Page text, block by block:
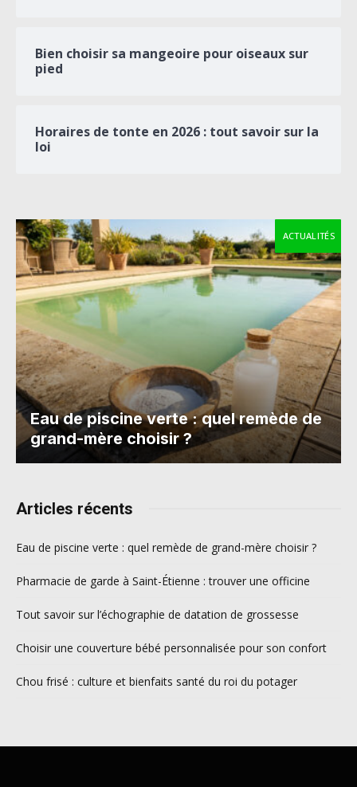
Bien choisir sa mangeoire pour oiseaux sur
pied
Horaires de tonte en 2026 : tout savoir sur la
loi
ACTUALITÉS
Eau de piscine verte : quel remède de
grand-mère choisir ?
Articles récents
Eau de piscine verte : quel remède de grand-mère choisir ?
Pharmacie de garde à Saint-Étienne : trouver une officine
Tout savoir sur l’échographie de datation de grossesse
Choisir une couverture bébé personnalisée pour son confort
Chou frisé : culture et bienfaits santé du roi du potager